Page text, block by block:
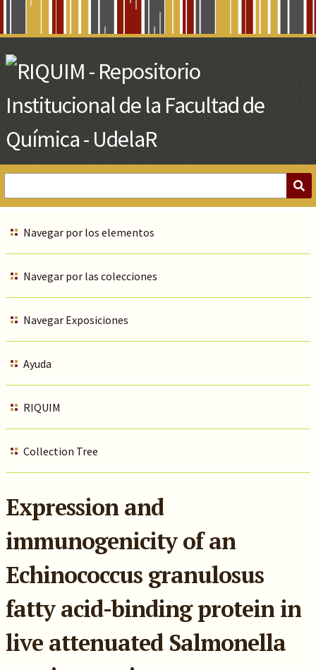
Main
Content
Navegar por los elementos
Navegar por las colecciones
Navegar Exposiciones
Ayuda
RIQUIM
Collection Tree
Expression and
immunogenicity of an
Echinococcus granulosus
fatty acid-binding protein in
live attenuated Salmonella